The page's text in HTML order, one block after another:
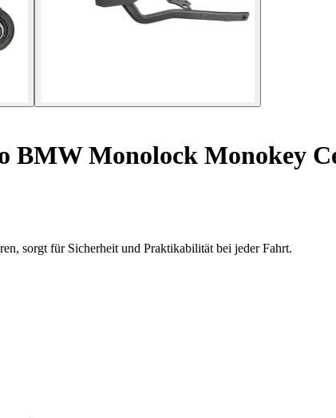
BMW Monolock Monokey
sorgt für Sicherheit und Praktikabilität bei jeder Fahrt.